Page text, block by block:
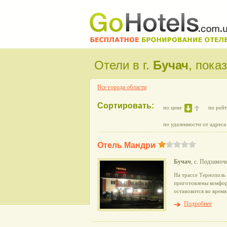
Отели в г. Бучач,
Все города области
Сортировать: по цене по
по удаленности от адреса
Отель Мандри
Бучач, с.
На трассе
приготовлены
остановится во
Подробнее